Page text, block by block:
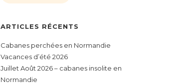
ARTICLES RÉCENTS
Cabanes perchées en Normandie
Vacances d’été 2026
Juillet Août 2026 – cabanes insolite en
Normandie